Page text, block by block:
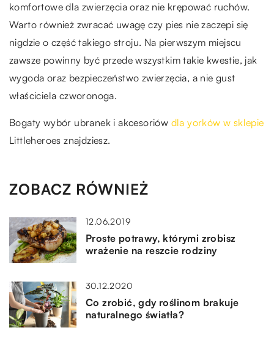
komfortowe dla zwierzęcia oraz nie krępować ruchów.
Warto również zwracać uwagę czy pies nie zaczepi się
nigdzie o część takiego stroju. Na pierwszym miejscu
zawsze powinny być przede wszystkim takie kwestie, jak
wygoda oraz bezpieczeństwo zwierzęcia, a nie gust
właściciela czworonoga.
Bogaty wybór ubranek i akcesoriów dla yorków w sklepie
Littleheroes znajdziesz.
ZOBACZ RÓWNIEŻ
12.06.2019
Proste potrawy, którymi zrobisz
wrażenie na reszcie rodziny
30.12.2020
Co zrobić, gdy roślinom brakuje
naturalnego światła?